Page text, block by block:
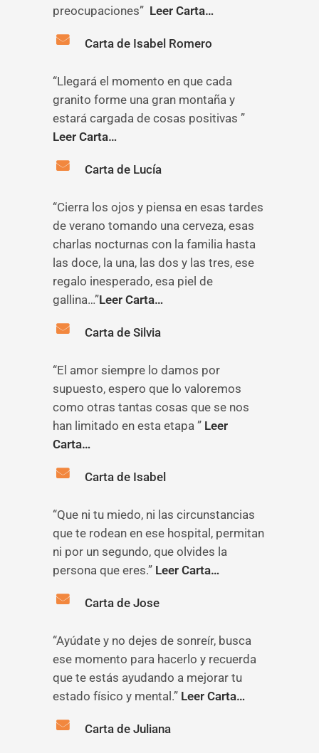
preocupaciones” Leer Carta…
Carta de Isabel Romero
“Llegará el momento en que cada
granito forme una gran montaña y
estará cargada de cosas positivas ”
Leer Carta…
Carta de Lucía
“Cierra los ojos y piensa en esas tardes
de verano tomando una cerveza, esas
charlas nocturnas con la familia hasta
las doce, la una, las dos y las tres, ese
regalo inesperado, esa piel de
gallina…”Leer Carta…
Carta de Silvia
“El amor siempre lo damos por
supuesto, espero que lo valoremos
como otras tantas cosas que se nos
han limitado en esta etapa ” Leer
Carta…
Carta de Isabel
“Que ni tu miedo, ni las circunstancias
que te rodean en ese hospital, permitan
ni por un segundo, que olvides la
persona que eres.” Leer Carta…
Carta de Jose
“Ayúdate y no dejes de sonreír, busca
ese momento para hacerlo y recuerda
que te estás ayudando a mejorar tu
estado físico y mental.” Leer Carta…
Carta de Juliana